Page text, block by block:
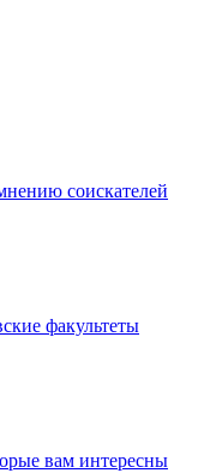
соискателей
факультеты
вам интересны